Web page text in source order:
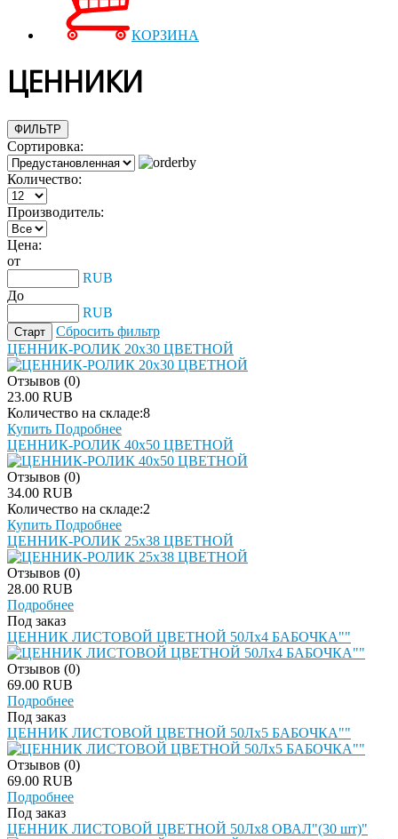
КОРЗИНА
ЦЕННИКИ
ФИЛЬТР
Сортировка:
Количество:
Производитель:
Цена:
от
RUB
До
RUB
Сбросить фильтр
ЦЕННИК-РОЛИК 20х30 ЦВЕТНОЙ
Отзывов (0)
23.00 RUB
Количество на складе:8
Купить Подробнее
ЦЕННИК-РОЛИК 40х50 ЦВЕТНОЙ
Отзывов (0)
34.00 RUB
Количество на складе:2
Купить Подробнее
ЦЕННИК-РОЛИК 25х38 ЦВЕТНОЙ
Отзывов (0)
28.00 RUB
Подробнее
Под заказ
ЦЕННИК ЛИСТОВОЙ ЦВЕТНОЙ 50Лх4 БАБОЧКА""
Отзывов (0)
69.00 RUB
Подробнее
Под заказ
ЦЕННИК ЛИСТОВОЙ ЦВЕТНОЙ 50Лх5 БАБОЧКА""
Отзывов (0)
69.00 RUB
Подробнее
Под заказ
ЦЕННИК ЛИСТОВОЙ ЦВЕТНОЙ 50Лх8 ОВАЛ"(30 шт)"